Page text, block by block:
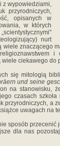
z wypowiedziami,
przyrodniczych,
opisanych w
w których
nurt
znaczącego
i
ciekawego do
się mitologią
und seine
na stanowisku,
czasach
a
uwagach na
sposób przecenić
dla nas